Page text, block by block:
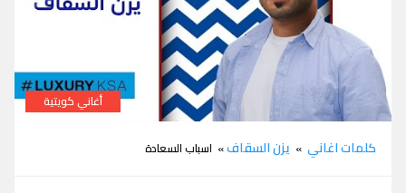
أغاني كويتية
كلمات اغاني » يزن السقاف» اسباب السعادة